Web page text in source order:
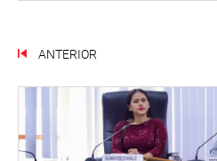
ANTERIOR